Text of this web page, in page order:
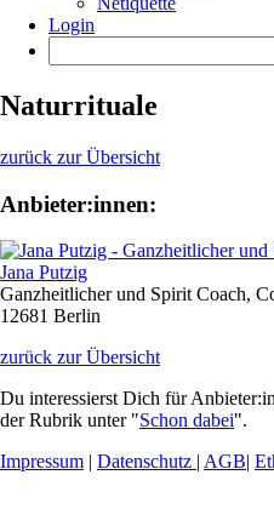
Login
Naturrituale
zurück zur Übersicht
Anbieter:innen:
Jana Putzig
Ganzheitlicher und Spirit Coach,
12681 Berlin
zurück zur Übersicht
Du interessierst Dich für
der Rubrik unter "Schon dabei".
Impressum
Datenschutz AGB